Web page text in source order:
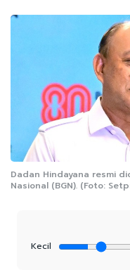
Dadan Hindayana resmi
Nasional (BGN). (Foto:
Kecil